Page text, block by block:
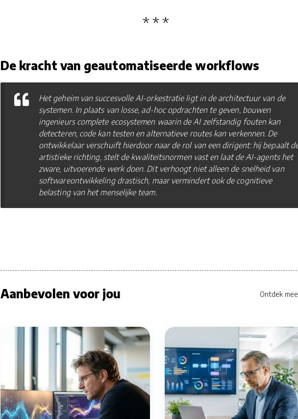
De kracht van geautomatiseerde workflows
Het geheim van succesvolle AI-orkestratie ligt in de architectuur van de
systemen. In plaats van losse, ad-hoc opdrachten te geven, bouwen
ingenieurs complete ecosystemen waarin de AI zelfstandig fouten kan
detecteren, code kan testen en alternatieve routes kan verkennen. De
ontwikkelaar verschuift hierdoor naar de rol van een dirigent: hij bepaalt
artistieke richting, stelt de kwaliteitsnormen vast en laat de AI-agents het
zware, uitvoerende werk doen. Dit verhoogt niet alleen de snelheid van
softwareontwikkeling drastisch, maar vermindert ook de cognitieve
belasting van het menselijke team.
Aanbevolen voor jou Ontdek